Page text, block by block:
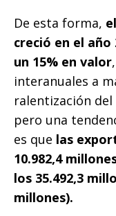
De esta forma,
creció en el año
un 15% en valor
interanuales a
ralentización
pero una
es que las
10.982,4
los 35.492,3
millones).